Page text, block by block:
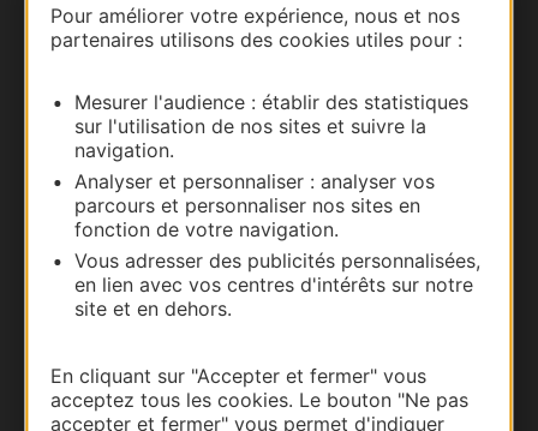
Pour améliorer votre expérience, nous et nos
partenaires utilisons des cookies utiles pour :
Mesurer l'audience : établir des statistiques
sur l'utilisation de nos sites et suivre la
navigation.
Analyser et personnaliser : analyser vos
parcours et personnaliser nos sites en
fonction de votre navigation.
Vous adresser des publicités personnalisées,
en lien avec vos centres d'intérêts sur notre
site et en dehors.
En cliquant sur "Accepter et fermer" vous
acceptez tous les cookies. Le bouton "Ne pas
accepter et fermer" vous permet d'indiquer
Nous contacter
Documentation
Thermalisme